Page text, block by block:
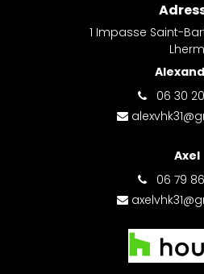
1 Impasse Saint-
Lherm
06 30
Axel
06 79